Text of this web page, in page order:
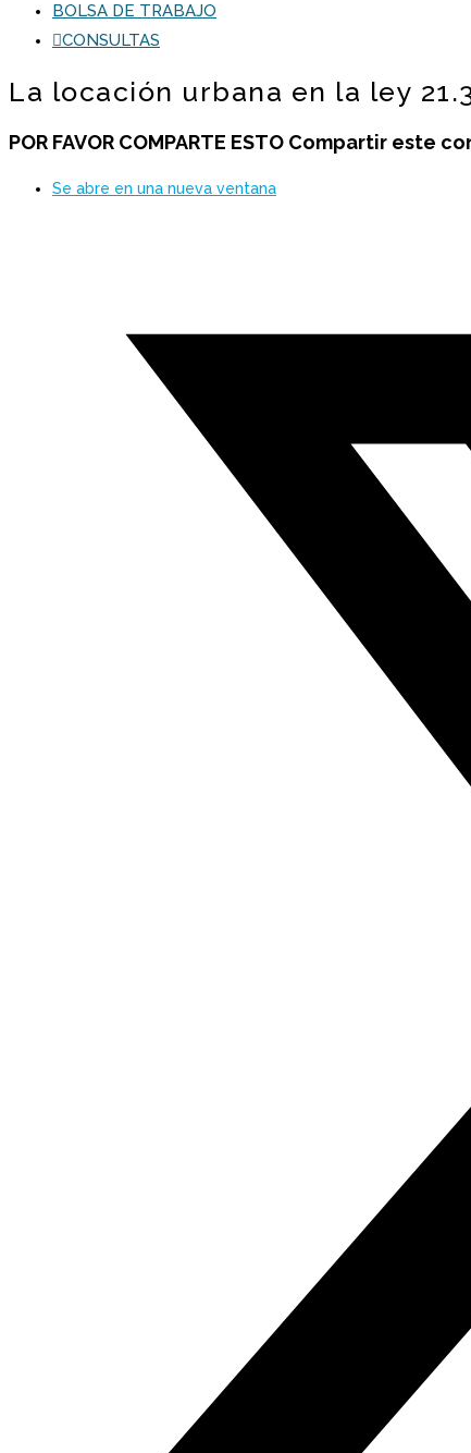
BOLSA DE TRABAJO
CONSULTAS
La locación urbana en la ley
POR FAVOR COMPARTE ESTO Compartir este
Se abre en una nueva ventana